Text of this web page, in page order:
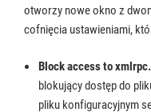
otworzy nowe okno z
cofnięcia ustawieniami,
Block access to
blokujący dostęp do
pliku konfiguracyjnym